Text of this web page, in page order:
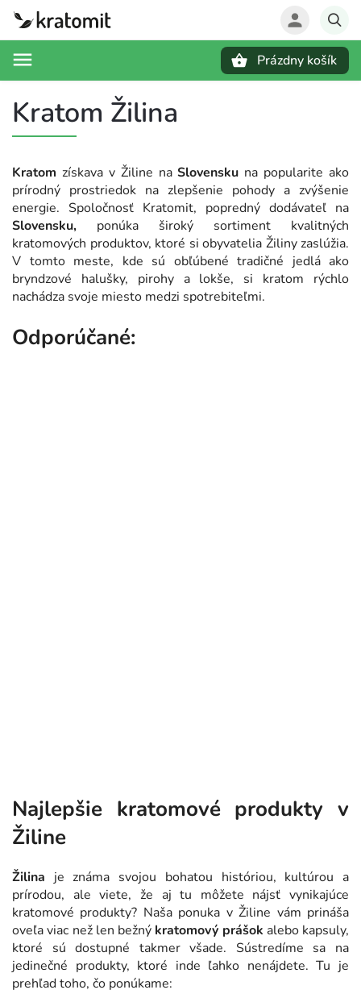
Prázdny košík
Kratom Žilina
Kratom získava v Žiline naSlovensku na popularite ako
prírodný prostriedok na zlepšenie pohody a zvýšenie
energie. Spoločnosť Kratomit, popredný dodávateľ na
Slovensku, ponúka široký sortiment kvalitných
kratomových produktov, ktoré si obyvatelia Žiliny zaslúžia.
V tomto meste, kde sú obľúbené tradičné jedlá ako
bryndzové halušky, pirohy a lokše, si kratom rýchlo
nachádza svoje miesto medzi spotrebiteľmi.
Odporúčané:
Najlepšie kratomové produkty v
Žiline
Žilina je známa svojou bohatou históriou, kultúrou a
prírodou, ale viete, že aj tu môžete nájsť vynikajúce
kratomové produkty? Naša ponuka v Žiline vám prináša
oveľa viac než len bežný kratomový prášok alebo kapsuly,
ktoré sú dostupné takmer všade. Sústredíme sa na
jedinečné produkty, ktoré inde ľahko nenájdete. Tu je
prehľad toho, čo ponúkame: